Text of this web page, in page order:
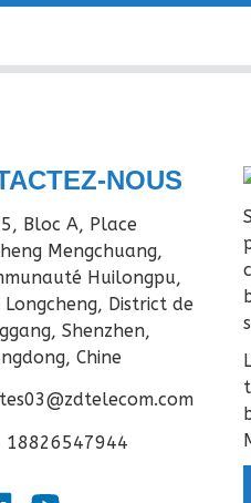
NOUS
Bloc A, Place
Mengchuang,
Huilongpu,
Longcheng, District de
Shenzhen,
Chine
18826547944